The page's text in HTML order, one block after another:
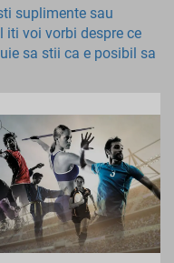
suplimente sau
iti voi vorbi despre ce
sa stii ca e posibil sa